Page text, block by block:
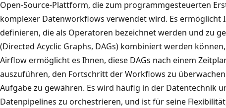
Open-Source-Plattform, die zum programmgesteuerten
komplexer Datenworkflows verwendet wird. Es ermöglicht
definieren, die als Operatoren bezeichnet werden und zu
(Directed Acyclic Graphs, DAGs) kombiniert werden
Airflow ermöglicht es Ihnen, diese DAGs nach einem
auszuführen, den Fortschritt der Workflows zu
Aufgabe zu gewähren. Es wird häufig in der Datentechnik
Datenpipelines zu orchestrieren, und ist für seine